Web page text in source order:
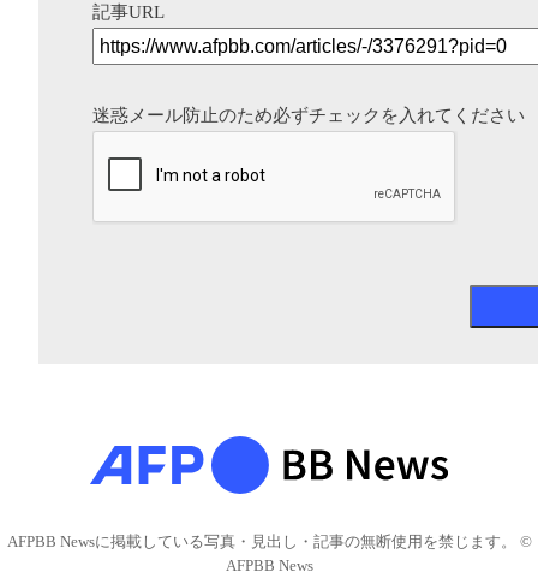
記事URL
迷惑メール防止のため必ずチェックを入れてください
AFPBB Newsに掲載している写真・見出し・記事の無断使用を禁じます。 ©
AFPBB News